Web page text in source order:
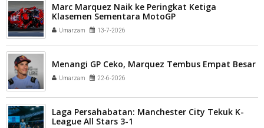
Marc Marquez Naik ke Peringkat Ketiga
Klasemen Sementara MotoGP
Umarzam 13-7-2026
Menangi GP Ceko, Marquez Tembus Empat Besar
Umarzam 22-6-2026
Laga Persahabatan: Manchester City Tekuk K-
League All Stars 3-1